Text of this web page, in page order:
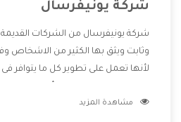
شركة يونيفرسال
شركة يونيفرسال من الشركات
وثابت ويثق بها الكثير من الاشخاص
لأنها تعمل على تطوير كل ما يتوافر
وتقدم للعملاء أقوى العروض
مشاهدة المزيد